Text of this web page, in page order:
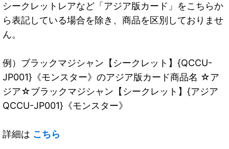
シークレットレアなど「アジア版カード」をこちらか
ら表記している場合を除き、商品を区別しておりませ
ん。
例）ブラックマジシャン【シークレット】{QCCU-
JP001}《モンスター》のアジア版カード商品名 ☆ア
ジア☆ブラックマジシャン【シークレット】{アジア
QCCU-JP001}《モンスター》
詳細は こちら